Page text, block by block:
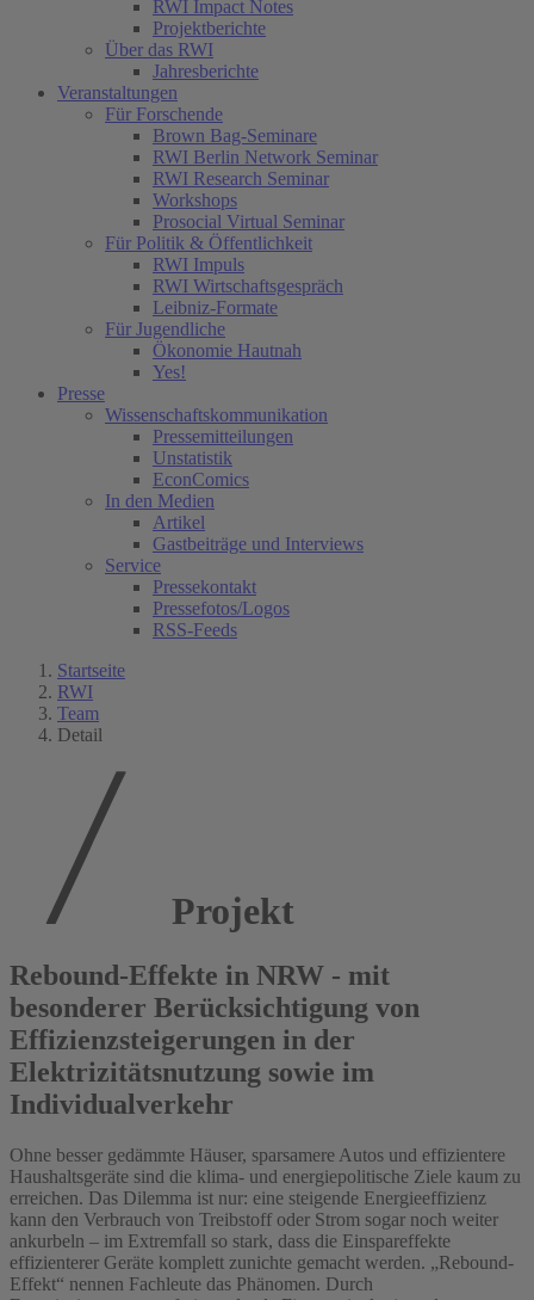
RWI Impact Notes
Projektberichte
Über das RWI
Jahresberichte
Veranstaltungen
Für Forschende
Brown Bag-Seminare
RWI Berlin Network Seminar
RWI Research Seminar
Workshops
Prosocial Virtual Seminar
Für Politik & Öffentlichkeit
RWI Impuls
RWI Wirtschaftsgespräch
Leibniz-Formate
Für Jugendliche
Ökonomie Hautnah
Yes!
Presse
Wissenschaftskommunikation
Pressemitteilungen
Unstatistik
EconComics
In den Medien
Artikel
Gastbeiträge und Interviews
Service
Pressekontakt
Pressefotos/Logos
RSS-Feeds
Startseite
RWI
Team
Detail
Projekt
Rebound-Effekte in NRW - mit
besonderer Berücksichtigung von
Effizienzsteigerungen in der
Elektrizitätsnutzung sowie im
Individualverkehr
Ohne besser gedämmte Häuser, sparsamere Autos und effizientere
Haushaltsgeräte sind die klima- und energiepolitische Ziele kaum zu
erreichen. Das Dilemma ist nur: eine steigende Energieeffizienz
kann den Verbrauch von Treibstoff oder Strom sogar noch weiter
ankurbeln – im Extremfall so stark, dass die Einspareffekte
effizienterer Geräte komplett zunichte gemacht werden. „Rebound-
Effekt“ nennen Fachleute das Phänomen. Durch